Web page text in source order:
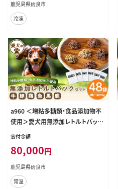
美
鹿児島県姶良市
冷凍
a960 ＜増粘多糖類・食品添加物不
使用＞愛犬用無添加レトルトパック
6種セット 計48袋(1袋約100g・合計
約4.8kg)【Nフードサービス】姶良市
ドッグ フード パウチ 犬 ペット おや
つ ごはん ご褒美 ペット関係 常温 常
温保存
寄付金額
80,000円
鹿児島県姶良市
常温